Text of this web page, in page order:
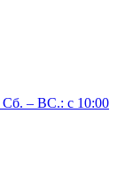
Сб. – ВС.: c 10:00